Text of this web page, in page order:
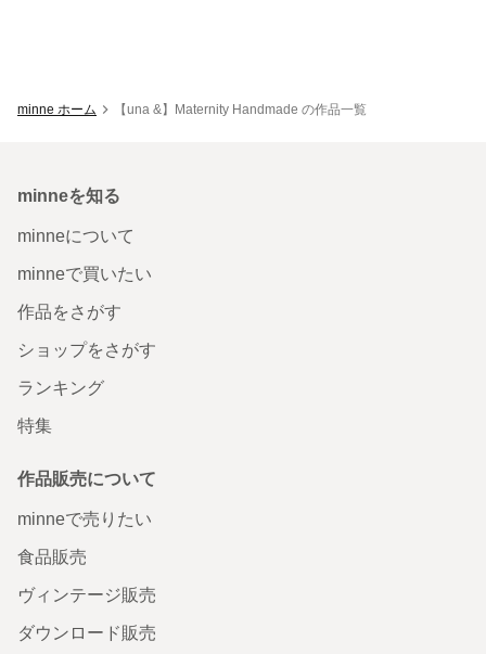
minne ホーム 【una &】Maternity Handmade の作品一覧
minneを知る
minneについて
minneで買いたい
作品をさがす
ショップをさがす
ランキング
特集
作品販売について
minneで売りたい
食品販売
ヴィンテージ販売
ダウンロード販売